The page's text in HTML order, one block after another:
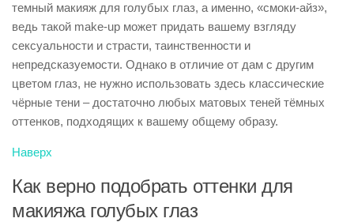
темный макияж для голубых глаз, а именно, «смоки-айз»,
ведь такой make-up может придать вашему взгляду
сексуальности и страсти, таинственности и
непредсказуемости. Однако в отличие от дам с другим
цветом глаз, не нужно использовать здесь классические
чёрные тени – достаточно любых матовых теней тёмных
оттенков, подходящих к вашему общему образу.
Наверх
Как верно подобрать оттенки для
макияжа голубых глаз